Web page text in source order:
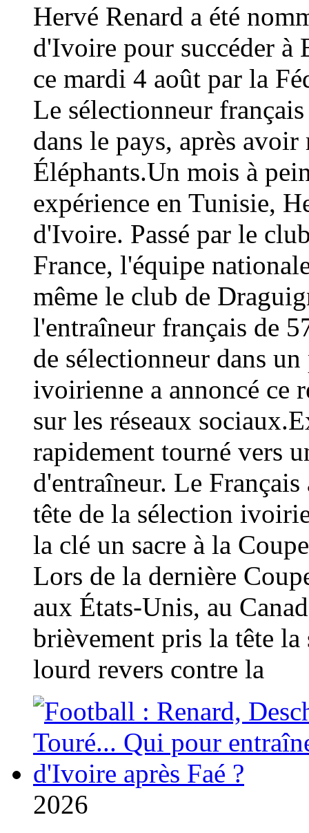
Hervé Renard a été
d'Ivoire pour succéder à
ce mardi 4 août par la
Le sélectionneur
dans le pays, après
Éléphants.Un mois à
expérience en Tunisie,
d'Ivoire. Passé par le
France, l'équipe
même le club de
l'entraîneur français de
de sélectionneur dans
ivoirienne a annoncé ce
sur les réseaux
rapidement tourné vers
d'entraîneur. Le
tête de la sélection
la clé un sacre à la
Lors de la dernière
aux États-Unis, au
brièvement pris la tête
lourd revers contre la
2026